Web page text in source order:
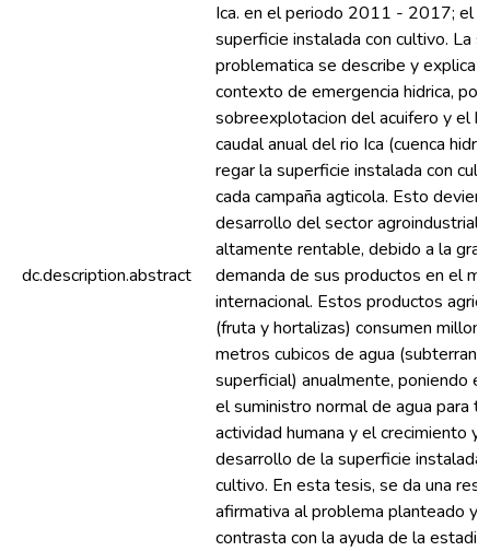
dc.description.abstract
Ica. en el periodo 2011 - 2017; el
superficie instalada con cultivo. La
problematica se describe y explica
contexto de emergencia hidrica, por
sobreexplotacion del acuifero y el
caudal anual del rio Ica (cuenca
regar la superficie instalada con
cada campaña agticola. Esto
desarrollo del sector agroindustrial
altamente rentable, debido a la gran
demanda de sus productos en el
internacional. Estos productos
(fruta y hortalizas) consumen
metros cubicos de agua
superficial) anualmente, poniendo
el suministro normal de agua para
actividad humana y el crecimiento y
desarrollo de la superficie instalada
cultivo. En esta tesis, se da una
afirmativa al problema planteado y
contrasta con la ayuda de la